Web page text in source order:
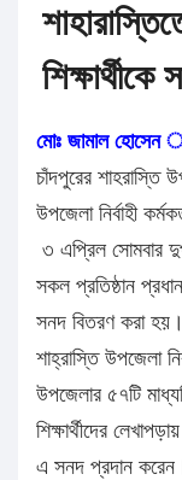
মোঃ জামাল হোসেন
চাঁদপুরের শাহরাস্তি
উপজেলা নির্বাহী
৩ এপ্রিল সোমবার
সকল প্রতিষ্ঠান
সনদ বিতরণ করা হয়।
শাহ্রাস্তি উপজেলা
উপজেলার ৫৭টি
শিক্ষার্থীদের
এ সনদ প্রদান